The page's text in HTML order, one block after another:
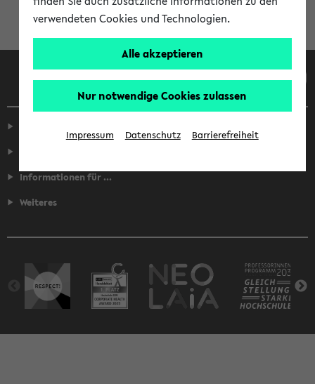
Informationen für ...
Weiteres
verwendeten Cookies und Technologien.
Alle akzeptieren
Nur notwendige Cookies zulassen
Impressum Datenschutz Barrierefreiheit